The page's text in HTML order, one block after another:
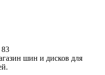
шин и дисков для